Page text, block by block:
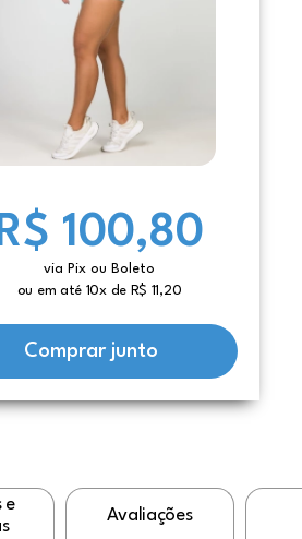
100,80
via Pix ou Boleto
ou em até 10x de R$ 11,20
Comprar junto
e
Avaliações